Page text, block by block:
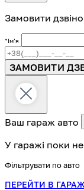
Замовити
*Імʼя
ЗАМОВИТИ
Ваш гараж авто
У гаражі поки
Фільтрувати по авто
ПЕРЕЙТИ В ГАРАЖ